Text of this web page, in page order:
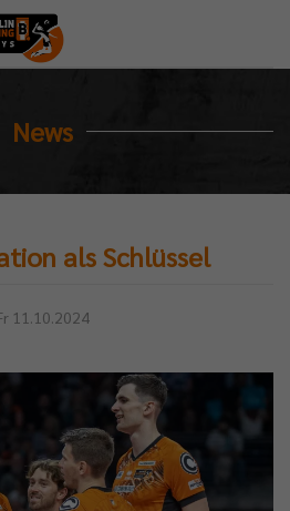
News
als Schlüssel
11.10.2024